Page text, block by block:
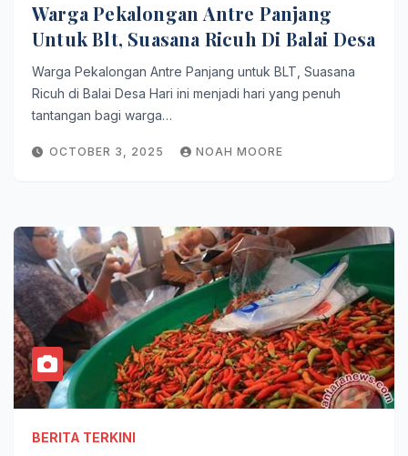
Warga Pekalongan Antre Panjang
Untuk Blt, Suasana Ricuh Di Balai Desa
Warga Pekalongan Antre Panjang untuk BLT, Suasana
Ricuh di Balai Desa Hari ini menjadi hari yang penuh
tantangan bagi warga…
OCTOBER 3, 2025 NOAH MOORE
BERITA TERKINI